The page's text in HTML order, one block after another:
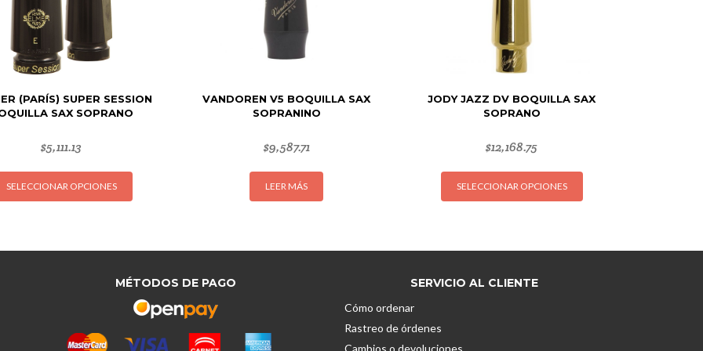
(PARÍS) SUPER SESSION
SAX SOPRANO
$5,111.13
SELECCIONAR OPCIONES
Este
opciones
se
pueden
elegir
VANDOREN V5 BOQUILLA SAX
SOPRANINO
$9,587.71
LEER MÁS
JODY JAZZ DV BOQUILLA SAX
SOPRANO
$12,168.75
SELECCIONAR OPCIONES
Este
MÉTODOS DE PAGO SERVICIO AL CLIENTE
Cómo ordenar
Rastreo de órdenes